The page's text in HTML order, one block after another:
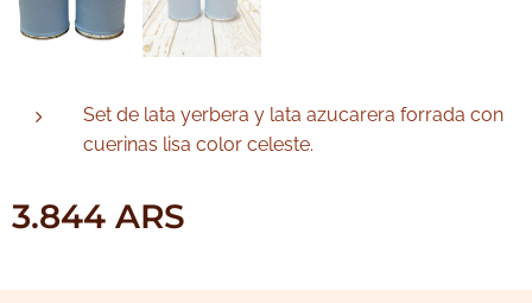
Set de lata yerbera y lata azucarera forrada con
cuerinas lisa color celeste.
3.844 ARS